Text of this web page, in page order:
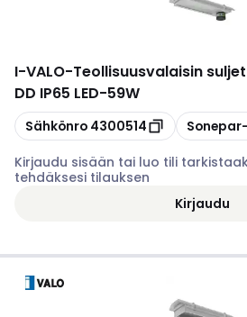
I-VALO-Teollisuusvalaisin
DD IP65 LED-59W
Kopioi
Sähkönro 4300514 Kopioi
Kirjaudu sisään tai luo tili
tehdäksesi tilauksen
Kirjaudu